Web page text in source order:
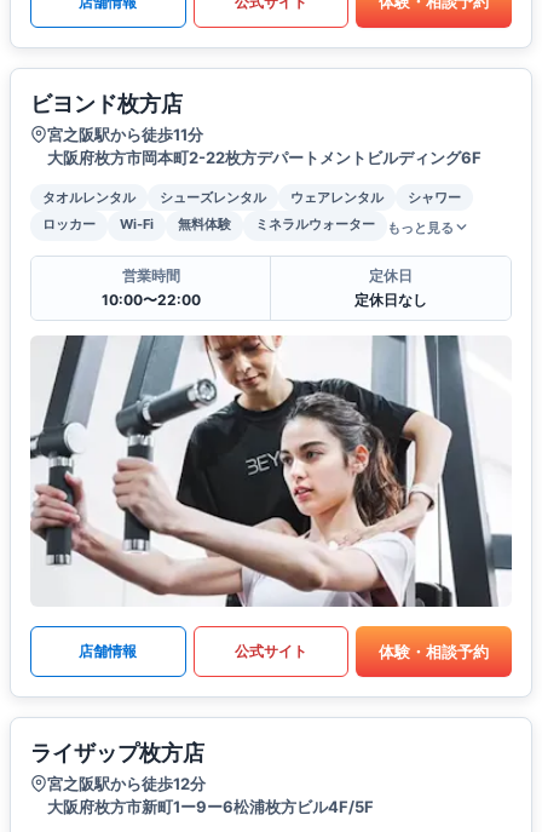
ビヨンド枚方店
宮之阪駅から徒歩11分
大阪府枚方市岡本町2-22枚方デパートメントビルディング6F
タオルレンタル シューズレンタル ウェアレンタル
シャワー
ロッカー
Wi-Fi 無料体験 ミネラルウォーター もっと見る
営業時間
10:00〜22:00
定休日
定休日なし
店舗情報 公式サイト 体験・相談予約
ライザップ枚方店
宮之阪駅から徒歩12分
大阪府枚方市新町1ー9ー6松浦枚方ビル4F/5F